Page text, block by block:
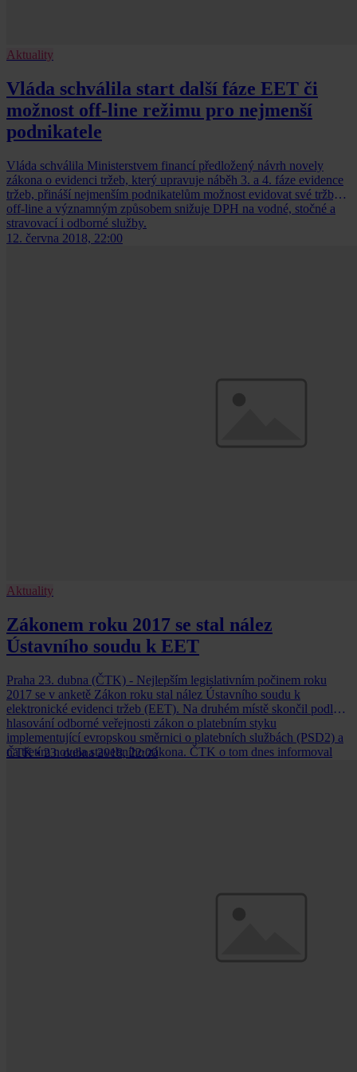
Aktuality
Vláda schválila start další fáze EET či
možnost off-line režimu pro nejmenší
podnikatele
Vláda schválila Ministerstvem financí předložený návrh novely
zákona o evidenci tržeb, který upravuje náběh 3. a 4. fáze evidence
tržeb, přináší nejmenším podnikatelům možnost evidovat své tržby
off-line a významným způsobem snižuje DPH na vodné, stočné a
stravovací i odborné služby.
12. června 2018, 22:00
Aktuality
Zákonem roku 2017 se stal nález
Ústavního soudu k EET
Praha 23. dubna (ČTK) - Nejlepším legislativním počinem roku
2017 se v anketě Zákon roku stal nález Ústavního soudu k
elektronické evidenci tržeb (EET). Na druhém místě skončil podle
hlasování odborné veřejnosti zákon o platebním styku
implementující evropskou směrnici o platebních službách (PSD2) a
na třetím novela stavebního zákona. ČTK o tom dnes informoval
ČTK • 23. dubna 2018, 22:00